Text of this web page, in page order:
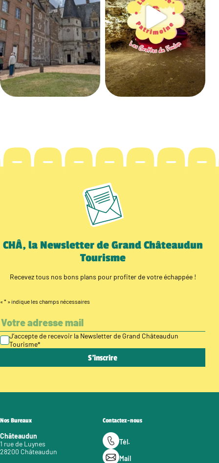
CHÂ, la Newsletter de Grand Châteaudun
Tourisme
Recevez tous nos bons plans pour profiter de votre échappée !
« * » indique les champs nécessaires
J’accepte de recevoir la Newsletter de Grand Châteaudun
Tourisme*
Nos Bureaux
Châteaudun
1 rue de Luynes
28200 Châteaudun
Contactez-nous
Tél.
Mail